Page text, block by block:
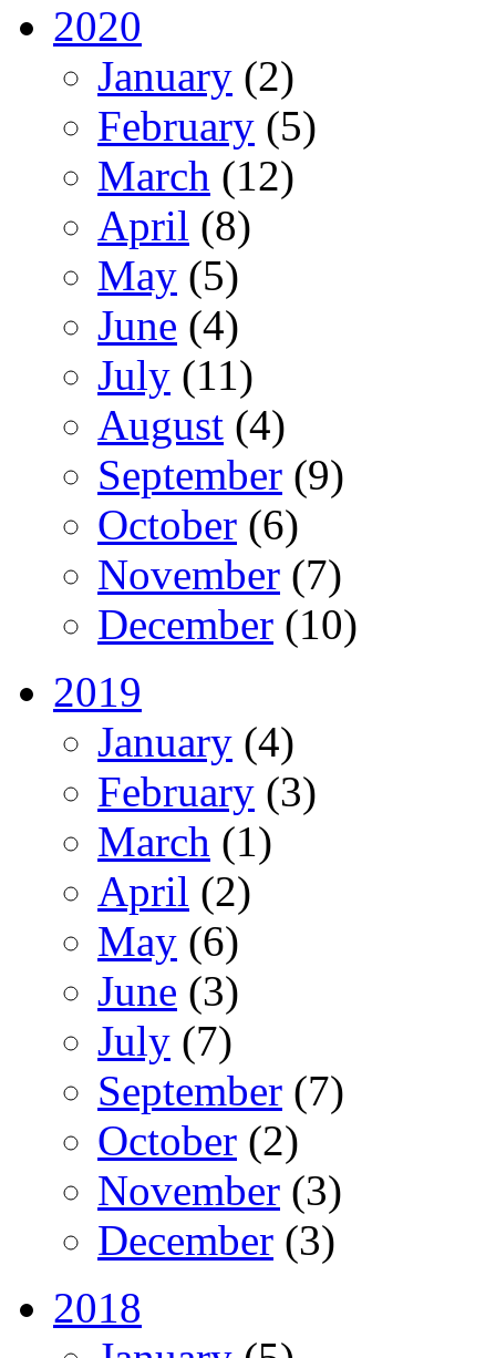
2020
January (2)
February (5)
March (12)
April (8)
May (5)
June (4)
July (11)
August (4)
September (9)
October (6)
November (7)
December (10)
2019
January (4)
February (3)
March (1)
April (2)
May (6)
June (3)
July (7)
September (7)
October (2)
November (3)
December (3)
2018